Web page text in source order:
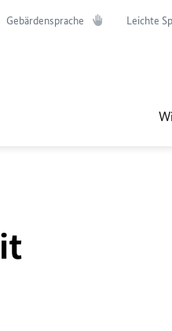
Gebärdensprache Leichte